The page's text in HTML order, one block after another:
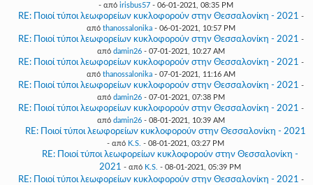
- από irisbus57- 06-01-2021, 08:35 PM
RE: Ποιοί τύποι λεωφορείων κυκλοφορούν στην Θεσσαλονίκη - 2021 -
από thanossalonika - 06-01-2021, 10:57 PM
RE: Ποιοί τύποι λεωφορείων κυκλοφορούν στην Θεσσαλονίκη - 2021 -
από damin26 - 07-01-2021, 10:27 AM
RE: Ποιοί τύποι λεωφορείων κυκλοφορούν στην Θεσσαλονίκη - 2021 -
από thanossalonika - 07-01-2021, 11:16 AM
RE: Ποιοί τύποι λεωφορείων κυκλοφορούν στην Θεσσαλονίκη - 2021 -
από damin26 - 07-01-2021, 07:38 PM
RE: Ποιοί τύποι λεωφορείων κυκλοφορούν στην Θεσσαλονίκη - 2021 -
από damin26 - 08-01-2021, 10:39 AM
RE: Ποιοί τύποι λεωφορείων κυκλοφορούν στην Θεσσαλονίκη - 2021
- από K.S. - 08-01-2021, 03:27 PM
RE: Ποιοί τύποι λεωφορείων κυκλοφορούν στην Θεσσαλονίκη -
2021 - από K.S. - 08-01-2021, 05:39 PM
RE: Ποιοί τύποι λεωφορείων κυκλοφορούν στην Θεσσαλονίκη - 2021 -